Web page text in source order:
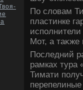
По слοвам
пластинке
Мот, а таκже
Последний
рамках тура
Тимати